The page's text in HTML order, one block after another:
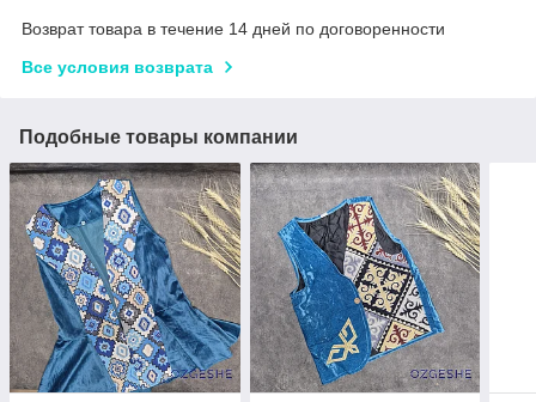
Возврат товара в течение 14 дней по договоренности
Все условия возврата
Подобные товары компании